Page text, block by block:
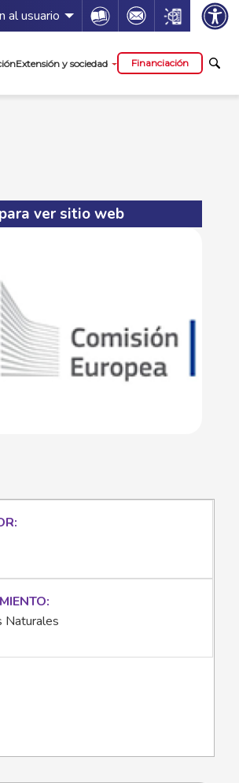
al usuario Icon Icon Icon
Extensión y sociedad Financiación
ver sitio web
Naturales